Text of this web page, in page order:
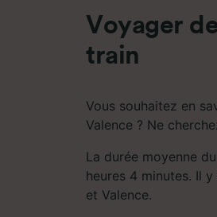
Voyager
train
Vous souhaitez en
Valence ? Ne
La durée moyenne
heures 4 minutes. Il
et Valence.